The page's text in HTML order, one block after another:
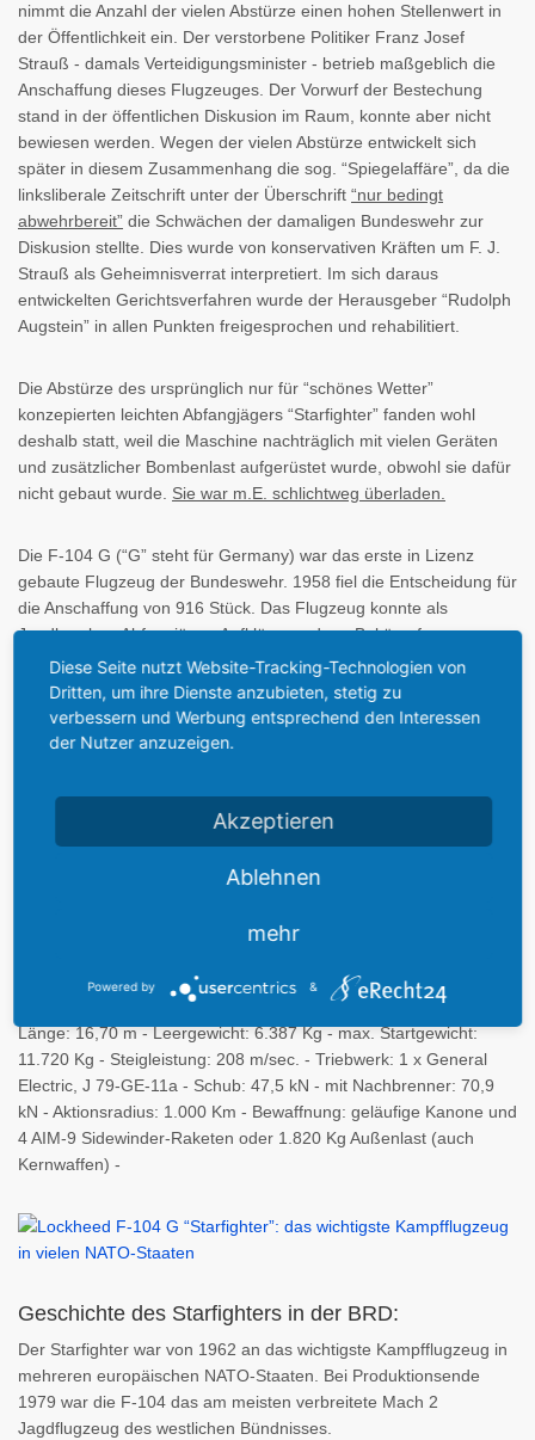
nimmt die Anzahl der vielen Abstürze einen hohen Stellenwert in
der Öffentlichkeit ein. Der verstorbene Politiker Franz Josef
Strauß - damals Verteidigungsminister - betrieb maßgeblich die
Anschaffung dieses Flugzeuges. Der Vorwurf der Bestechung
stand in der öffentlichen Diskusion im Raum, konnte aber nicht
bewiesen werden. Wegen der vielen Abstürze entwickelt sich
später in diesem Zusammenhang die sog. “Spiegelaffäre”, da die
linksliberale Zeitschrift unter der Überschrift “nur bedingt
abwehrbereit” die Schwächen der damaligen Bundeswehr zur
Diskusion stellte. Dies wurde von konservativen Kräften um F. J.
Strauß als Geheimnisverrat interpretiert. Im sich daraus
entwickelten Gerichtsverfahren wurde der Herausgeber “Rudolph
Augstein” in allen Punkten freigesprochen und rehabilitiert.
Die Abstürze des ursprünglich nur für “schönes Wetter”
konzepierten leichten Abfangjägers “Starfighter” fanden wohl
deshalb statt, weil die Maschine nachträglich mit vielen Geräten
und zusätzlicher Bombenlast aufgerüstet wurde, obwohl sie dafür
nicht gebaut wurde. Sie war m.E. schlichtweg überladen.
Die F-104 G (“G” steht für Germany) war das erste in Lizenz
gebaute Flugzeug der Bundeswehr. 1958 fiel die Entscheidung für
die Anschaffung von 916 Stück. Das Flugzeug konnte als
Jagdbomber, Abfangjäger, Aufklärer und zur Bekämpfung von
Seezielen eingesetzt werden.
Pilot - Geschwindigkeit: 2.100 Km/h in 12.200 m Höhe -
Gipfelhöhe: 15.240 m - Spannweite: 6,70 m - Höhe: 4,10 m -
Länge: 16,70 m - Leergewicht: 6.387 Kg - max. Startgewicht:
11.720 Kg - Steigleistung: 208 m/sec. - Triebwerk: 1 x General
Electric, J 79-GE-11a - Schub: 47,5 kN - mit Nachbrenner: 70,9
kN - Aktionsradius: 1.000 Km - Bewaffnung: geläufige Kanone und
4 AIM-9 Sidewinder-Raketen oder 1.820 Kg Außenlast (auch
Kernwaffen) -
Geschichte des Starfighters in der BRD:
Der Starfighter war von 1962 an das wichtigste Kampfflugzeug in
mehreren europäischen NATO-Staaten. Bei Produktionsende
1979 war die F-104 das am meisten verbreitete Mach 2
Jagdflugzeug des westlichen Bündnisses.
Diese Seite nutzt Website-Tracking-Technologien von
Dritten, um ihre Dienste anzubieten, stetig zu
verbessern und Werbung entsprechend den Interessen
der Nutzer anzuzeigen.
Akzeptieren
Ablehnen
mehr
Powered by &